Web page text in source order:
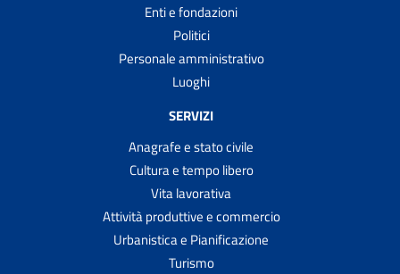
Enti e fondazioni
Politici
Personale amministrativo
Luoghi
SERVIZI
Anagrafe e stato civile
Cultura e tempo libero
Vita lavorativa
Attività produttive e commercio
Urbanistica e Pianificazione
Turismo